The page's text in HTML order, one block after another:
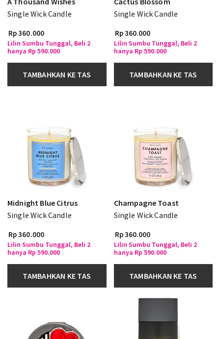
Single Wick Candle
Rp 360.000
Lilin Sumbu Tunggal, Beli 2
hanya Rp 590.000
TAMBAHKAN KE TAS
Single Wick Candle
Rp 360.000
Lilin Sumbu Tunggal, Beli 2
hanya Rp 590.000
TAMBAHKAN KE TAS
Midnight Blue Citrus
Single Wick Candle
Rp 360.000
Lilin Sumbu Tunggal, Beli 2
hanya Rp 590.000
TAMBAHKAN KE TAS
Champagne Toast
Single Wick Candle
Rp 360.000
Lilin Sumbu Tunggal, Beli 2
hanya Rp 590.000
TAMBAHKAN KE TAS